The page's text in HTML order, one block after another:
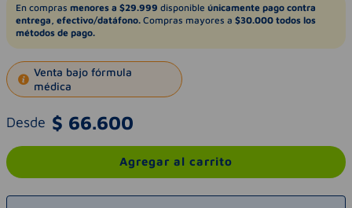
En compras menores a $29.999 disponible únicamente pago contra
entrega, efectivo/datáfono. Compras mayores a $30.000 todos los
métodos de pago.
Venta bajo fórmula
médica
Desde $ 66.600
Agregar al carrito